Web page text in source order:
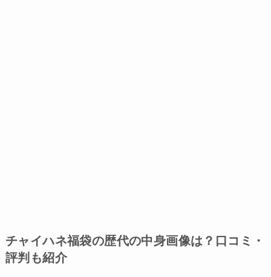
チャイハネ福袋の歴代の中身画像は？口コミ・
評判も紹介